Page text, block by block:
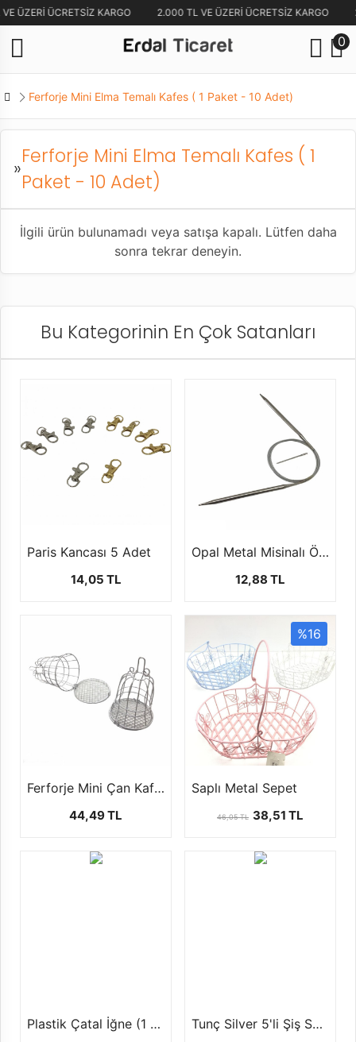
ÜZERİ ÜCRETSİZ KARGO 2.000 TL VE ÜZERİ ÜCRETSİZ KARGO
0
Ferforje Mini Elma Temalı Kafes ( 1 Paket - 10 Adet)
»
Ferforje Mini Elma Temalı Kafes ( 1
Paket - 10 Adet)
İlgili ürün bulunamadı veya satışa kapalı. Lütfen daha
sonra tekrar deneyin.
Bu Kategorinin En Çok Satanları
Paris Kancası 5 Adet
14,05 TL
Opal Metal Misinalı Örgü Şişi (100 Cm)
12,88 TL
Ferforje Mini Çan Kafes ( 1 Paket - 10 Adet)
44,49 TL
%16
Saplı Metal Sepet
46,05 TL 38,51 TL
Plastik Çatal İğne (1 Paket - 100 Adet) Tunç Silver 5'li Şiş Set (20 cm)